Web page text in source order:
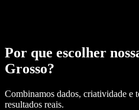
Por que escolher
Grosso?
Combinamos dados, criatividade e
resultados reais.